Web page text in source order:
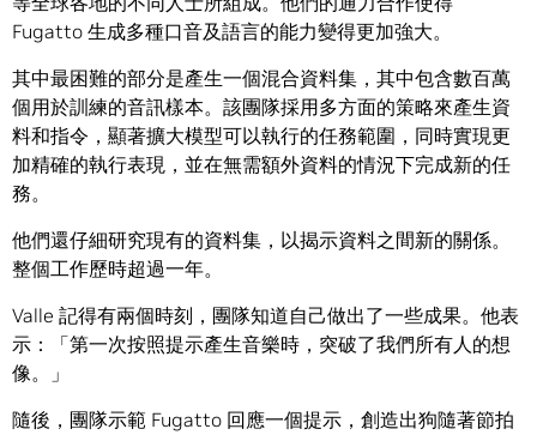
Fugatto 生成多種口音及語言的能力變得更加強大。
其中最困難的部分是產生一個混合資料集，其中包含數百萬
個用於訓練的音訊樣本。該團隊採用多方面的策略來產生資
料和指令，顯著擴大模型可以執行的任務範圍，同時實現更
加精確的執行表現，並在無需額外資料的情況下完成新的任
務。
他們還仔細研究現有的資料集，以揭示資料之間新的關係。
整個工作歷時超過一年。
Valle 記得有兩個時刻，團隊知道自己做出了一些成果。他表
示：「第一次按照提示產生音樂時，突破了我們所有人的想
像。」
隨後，團隊示範 Fugatto 回應一個提示，創造出狗隨著節拍